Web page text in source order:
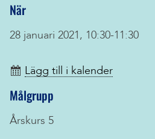
När
28 januari 2021, 10:30-11:30
Lägg till i kalender
Målgrupp
Årskurs 5